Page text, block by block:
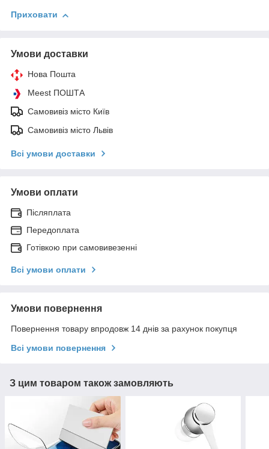
Приховати
Умови доставки
Нова Пошта
Meest ПОШТА
Самовивіз місто Київ
Самовивіз місто Львів
Всі умови доставки
Умови оплати
Післяплата
Передоплата
Готівкою при самовивезенні
Всі умови оплати
Умови повернення
Повернення товару впродовж 14 днів за рахунок покупця
Всі умови повернення
З цим товаром також замовляють